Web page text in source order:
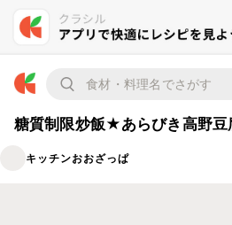
糖質制限炒飯★あらびき高野豆
キッチンおおざっぱ